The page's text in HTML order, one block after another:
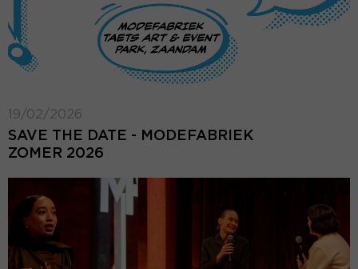
19/02/2026
SAVE THE DATE - MODEFABRIEK
ZOMER 2026